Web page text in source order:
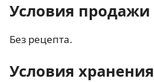
Условия продажи
Без рецепта.
Условия хранения